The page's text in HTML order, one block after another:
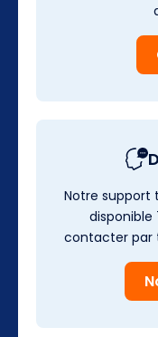
Notre
disponible
contacter par